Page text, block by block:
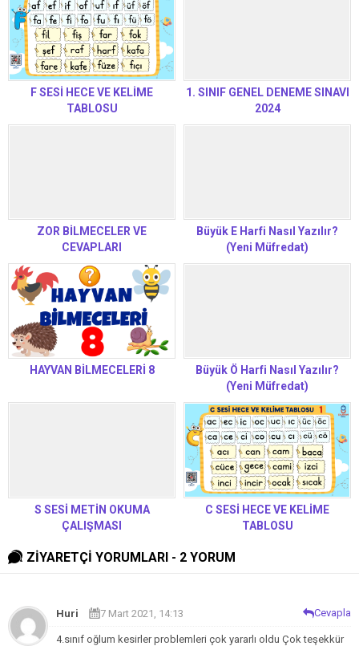
F SESİ HECE VE KELİME
TABLOSU
1. SINIF GENEL DENEME SINAVI
2024
ZOR BİLMECELER VE
CEVAPLARI
Büyük E Harfi Nasıl Yazılır?
(Yeni Müfredat)
HAYVAN BİLMECELERİ 8
Büyük Ö Harfi Nasıl Yazılır?
(Yeni Müfredat)
S SESİ METİN OKUMA
ÇALIŞMASI
C SESİ HECE VE KELİME
TABLOSU
ZİYARETÇİ YORUMLARI - 2 YORUM
Huri 7 Mart 2021, 14:13
4.sınıf oğlum kesirler problemleri çok yararlı oldu Çok teşekkür
Cevapla